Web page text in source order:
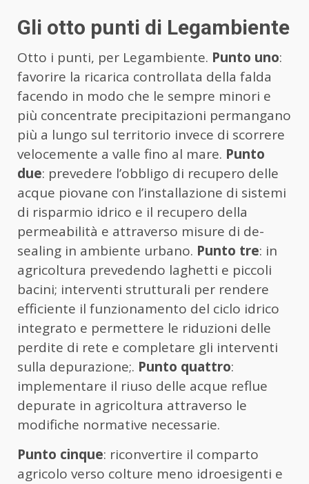
Gli otto punti di Legambiente
Otto i punti, per Legambiente. Punto uno:
favorire la ricarica controllata della falda
facendo in modo che le sempre minori e
più concentrate precipitazioni permangano
più a lungo sul territorio invece di scorrere
velocemente a valle fino al mare. Punto
due: prevedere l’obbligo di recupero delle
acque piovane con l’installazione di sistemi
di risparmio idrico e il recupero della
permeabilità e attraverso misure di de-
sealing in ambiente urbano. Punto tre: in
agricoltura prevedendo laghetti e piccoli
bacini; interventi strutturali per rendere
efficiente il funzionamento del ciclo idrico
integrato e permettere le riduzioni delle
perdite di rete e completare gli interventi
sulla depurazione;. Punto quattro:
implementare il riuso delle acque reflue
depurate in agricoltura attraverso le
modifiche normative necessarie.
Punto cinque: riconvertire il comparto
agricolo verso colture meno idroesigenti e